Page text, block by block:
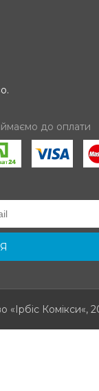
до оплати
«Ірбіс Комікси«,